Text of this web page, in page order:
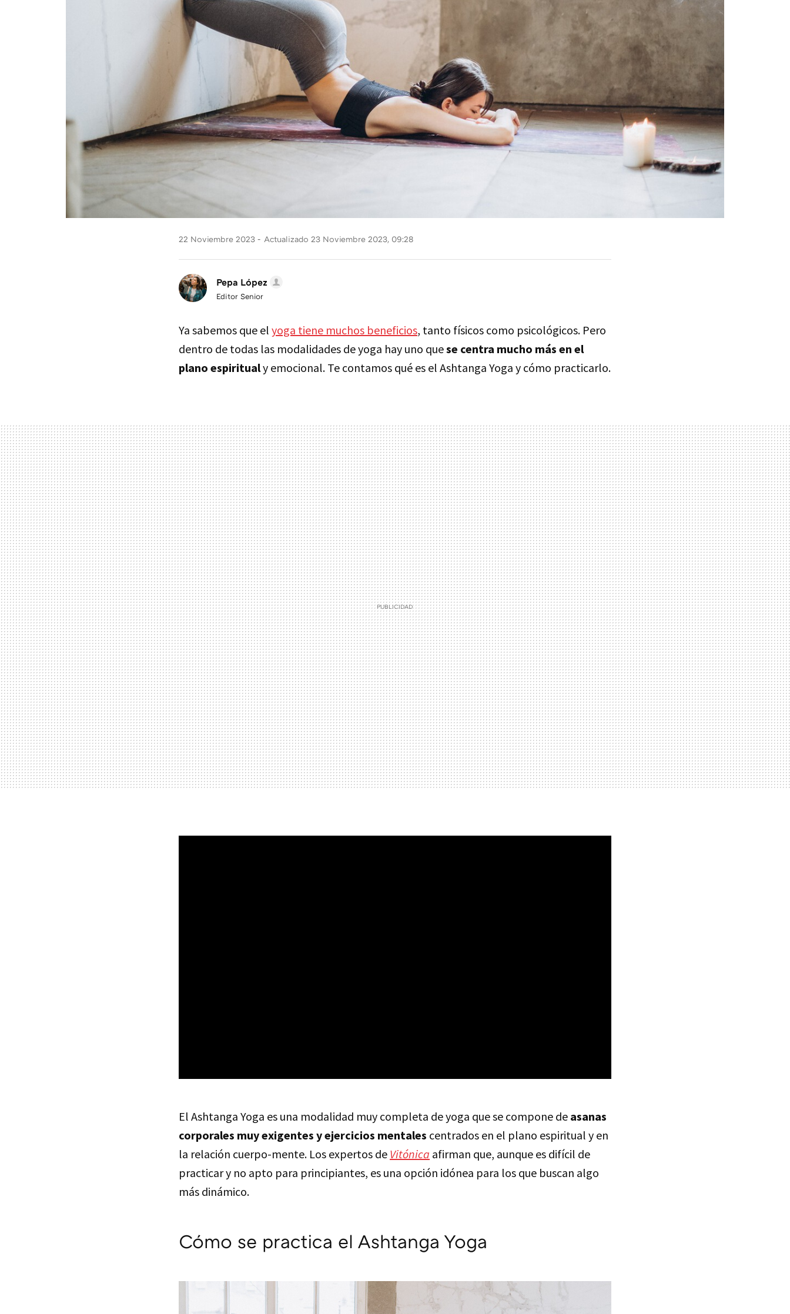
22 Noviembre 2023 Actualizado 23 Noviembre 2023, 09:28
Pepa López
Editor Senior
Ya sabemos que el yoga tiene muchos beneficios, tanto físicos como psicológicos. Pero
dentro de todas las modalidades de yoga hay uno quese centra mucho más en el
plano espiritualy emocional. Te contamos qué es el Ashtanga Yoga y cómo practicarlo.
El Ashtanga Yoga es una modalidad muy completa de yoga que se compone de asanas
corporales muy exigentes y ejercicios mentales centrados en el plano espiritual y en
la relación cuerpo-mente. Los expertos de Vitónica afirman que, aunque es difícil de
practicar y no apto para principiantes, es una opción idónea para los que buscan algo
más dinámico.
Cómo se practica el Ashtanga Yoga